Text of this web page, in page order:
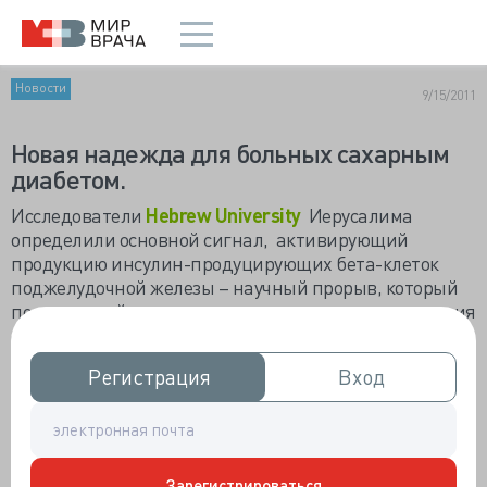
Регистрация
Регистрация Вход
Вход
Новости 9/15/2011
Новая надежда для больных сахарным
диабетом.
Исследователи Hebrew UniversityИерусалима
определили основной сигнал, активирующий
продукцию инсулин-продуцирующих бета-клеток
поджелудочной железы – научный прорыв, который
поможет найти пути восстановления или увеличения
функции бета-клеток у больных диабетом 1-ого типа.
Работа над многолетним проектом велась под
руководством профессора Института Медицинских
Yuval Dor, исследователями Университета
University Medical Centerи секции сахарного диабета